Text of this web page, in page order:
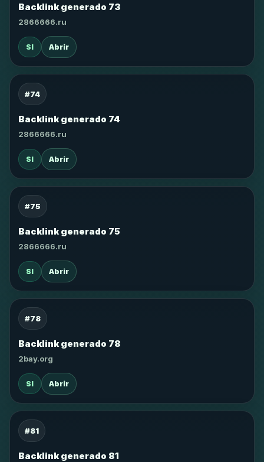
Backlink generado 73
2866666.ru
SI Abrir
#74
Backlink generado 74
2866666.ru
SI Abrir
#75
Backlink generado 75
2866666.ru
SI Abrir
#78
Backlink generado 78
2bay.org
SI Abrir
#81
Backlink generado 81